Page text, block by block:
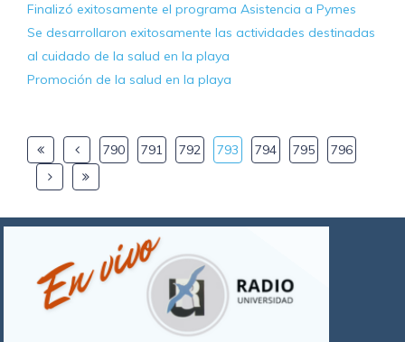
Finalizó exitosamente el programa Asistencia a Pymes
Se desarrollaron exitosamente las actividades destinadas
al cuidado de la salud en la playa
Promoción de la salud en la playa
790 791 792 793 794 795 796